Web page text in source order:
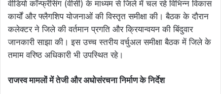
वीडियो कॉन्फ्रेंसिंग (वीसी) के माध्यम से जिले में चल रहे विभिन्न विकास
कार्यों और फ्लैगशिप योजनाओं की विस्तृत समीक्षा की। बैठक के दौरान
कलेक्टर ने जिले की वर्तमान प्रगति और क्रियान्वयन की बिंदुवार
जानकारी साझा की। इस उच्च स्तरीय वर्चुअल समीक्षा बैठक में जिले के
तमाम वरिष्ठ अधिकारी भी उपस्थित रहे।
​राजस्व मामलों में तेजी और अधोसंरचना निर्माण के निर्देश